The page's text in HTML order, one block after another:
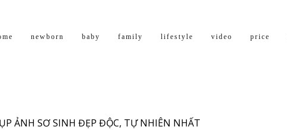
newborn baby family lifestyle video price
ẢNH SƠ SINH ĐẸP ĐỘC, TỰ NHIÊN NHẤT